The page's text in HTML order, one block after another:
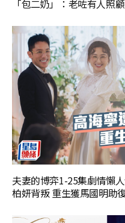
「包二奶」：老咗有人照顧
夫妻的博弈1-25集劇情懶
柏妍背叛 重生獲馬國明助